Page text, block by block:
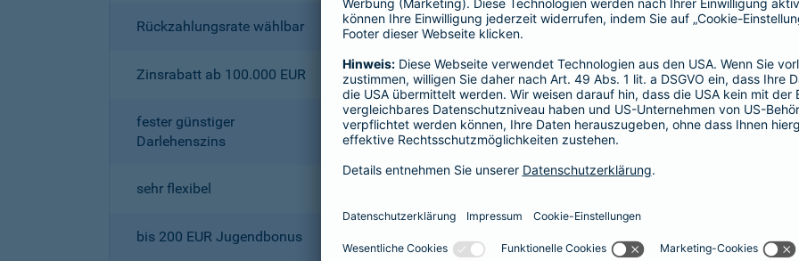
Rückzahlungsrate wählbar nicht enthalten nicht enthalten enthalten
Zinsrabatt ab 100.000 EUR nicht enthalten nicht enthalten enthalten
fester günstiger
Darlehenszins
enthalten enthalten enthalten
sehr flexibel
bis 200 EUR Jugendbonus